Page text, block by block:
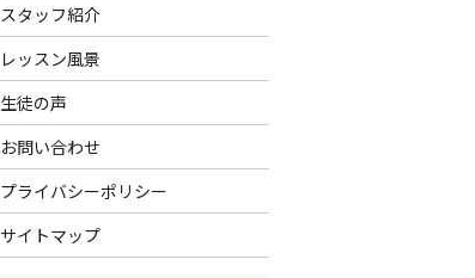
スタッフ紹介
レッスン風景
生徒の声
お問い合わせ
プライバシーポリシー
サイトマップ